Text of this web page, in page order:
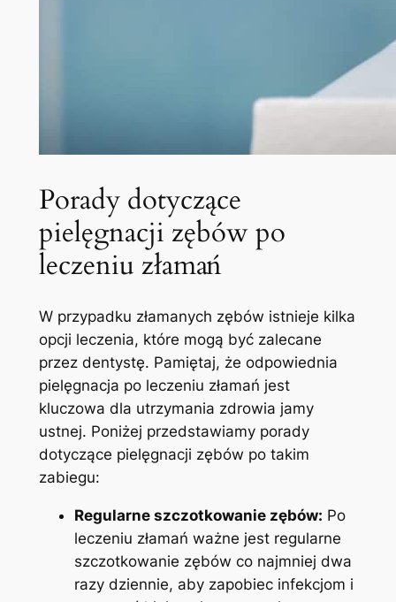
Porady⁤ dotyczące
pielęgnacji zębów po
leczeniu​ złamań
W przypadku złamanych zębów istnieje kilka
opcji ⁤leczenia, które⁤ mogą być zalecane‌
przez dentystę. Pamiętaj, że odpowiednia
pielęgnacja po⁤ leczeniu złamań jest‌
kluczowa ‍dla utrzymania zdrowia jamy
ustnej. Poniżej ⁤przedstawiamy porady
dotyczące‍ pielęgnacji zębów po takim ​
zabiegu:
Regularne szczotkowanie zębów: Po
leczeniu złamań ‌ważne jest regularne
szczotkowanie‌ zębów ​co ⁢najmniej ⁤dwa
razy ⁣dziennie, ⁢aby zapobiec infekcjom i